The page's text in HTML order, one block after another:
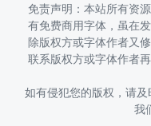
免责声明：本站所有资
有免费商用字体，虽在
除版权方或字体作者又
联系版权方或字体作者
如有侵犯您的版权，请
我